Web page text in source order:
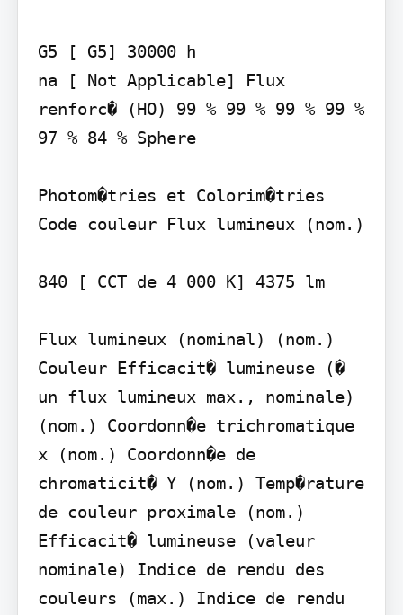
G5 [ G5] 30000 h
na [ Not Applicable] Flux
renforc� (HO) 99 % 99 % 99 % 99 %
97 % 84 % Sphere
Photom�tries et Colorim�tries
Code couleur Flux lumineux (nom.)
840 [ CCT de 4 000 K] 4375 lm
Flux lumineux (nominal) (nom.)
Couleur Efficacit� lumineuse (�
un flux lumineux max., nominale)
(nom.) Coordonn�e trichromatique
x (nom.) Coordonn�e de
chromaticit� Y (nom.) Temp�rature
de couleur proximale (nom.)
Efficacit� lumineuse (valeur
nominale) Indice de rendu des
couleurs (max.) Indice de rendu